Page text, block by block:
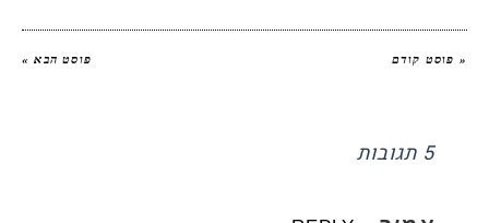
« פוסט קודם פוסט הבא »
5 תגובות